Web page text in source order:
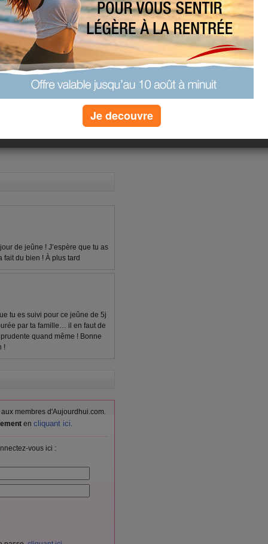
assiettes, tout le monde se met à
m'occuper l'esprit à autre chose
Mon ventre cargouille à tout
de l eau pour me laver de l
je tiens toujours car je veux
(2) commentaires
de jeûne ! J’espère que tu as
du bien ! À plus tard
tu es suivi pour ce jeûne de 5j
par ta famille… il en faut de
quand même ! Bonne
!
aux membres d'Aujourdhui.com.
en cliquant ici.
vous ici :
Je decouvre